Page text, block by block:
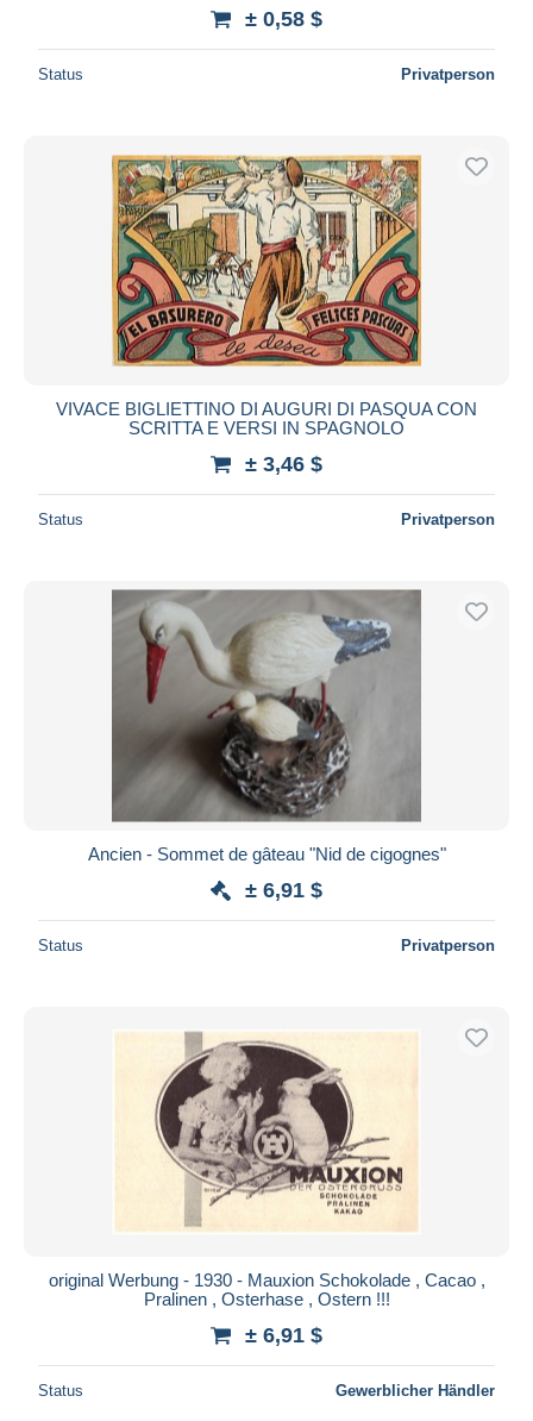
± 0,58 $
Status Privatperson
VIVACE BIGLIETTINO DI AUGURI DI PASQUA CON
SCRITTA E VERSI IN SPAGNOLO
± 3,46 $
Status Privatperson
Ancien - Sommet de gâteau "Nid de cigognes"
± 6,91 $
Status Privatperson
original Werbung - 1930 - Mauxion Schokolade , Cacao ,
Pralinen , Osterhase , Ostern !!!
± 6,91 $
Status Gewerblicher Händler